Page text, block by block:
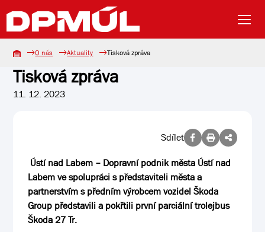
O nás Aktuality Tisková zpráva
Tisková zpráva
11. 12. 2023
Sdílet
Ústí nad Labem – Dopravní podnik města Ústí nad
Labem ve spolupráci s představiteli města a
partnerstvím s předním výrobcem vozidel Škoda
Group představili a pokřtili první parciální trolejbus
Škoda 27 Tr.